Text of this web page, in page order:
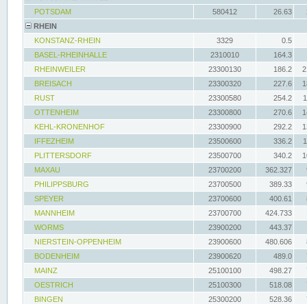
POTSDAM
580412 26.63
RHEIN
KONSTANZ-RHEIN
3329
0.5
BASEL-RHEINHALLE
2310010
164.3
RHEINWEILER
23300130 186.2
BREISACH
23300320 227.6
RUST
23300580 254.2
OTTENHEIM
23300800 270.6
KEHL-KRONENHOF
23300900 292.2
IFFEZHEIM
23500600 336.2
PLITTERSDORF
23500700 340.2
MAXAU
23700200 362.327
PHILIPPSBURG
23700500 389.33
SPEYER
23700600 400.61
MANNHEIM
23700700
424.733
WORMS
23900200
443.37
NIERSTEIN-OPPENHEIM
23900600 480.606
BODENHEIM
23900620 489.0
MAINZ
25100100 498.27
OESTRICH
25100300 518.08
BINGEN
25300200 528.36